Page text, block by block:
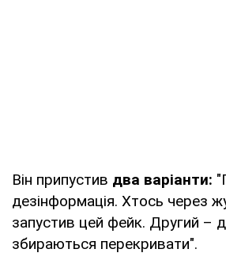
Він припустив два варіанти:
дезінформація. Хтось через
запустив цей фейк. Другий –
збираються перекривати".